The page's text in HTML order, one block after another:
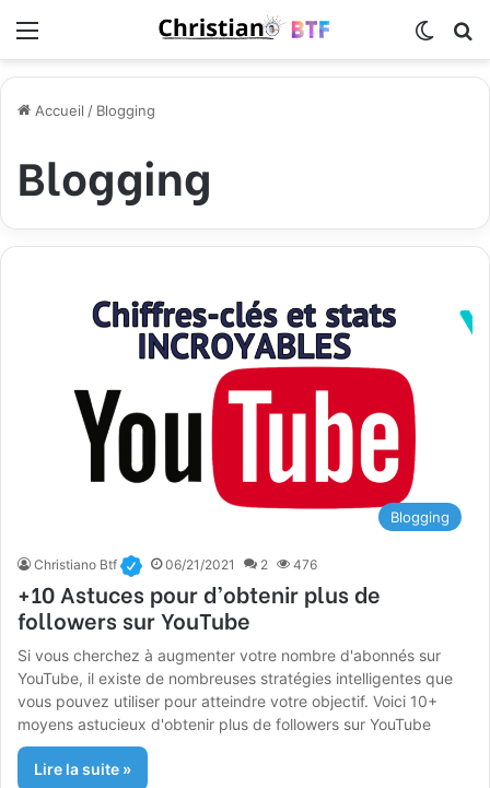
Accueil / Blogging
Blogging
Blogging
Christiano Btf 06/21/2021 2 476
+10 Astuces pour d’obtenir plus de
followers sur YouTube
Si vous cherchez à augmenter votre nombre d'abonnés sur
YouTube, il existe de nombreuses stratégies intelligentes que
vous pouvez utiliser pour atteindre votre objectif. Voici 10+
moyens astucieux d'obtenir plus de followers sur YouTube
Lire la suite »